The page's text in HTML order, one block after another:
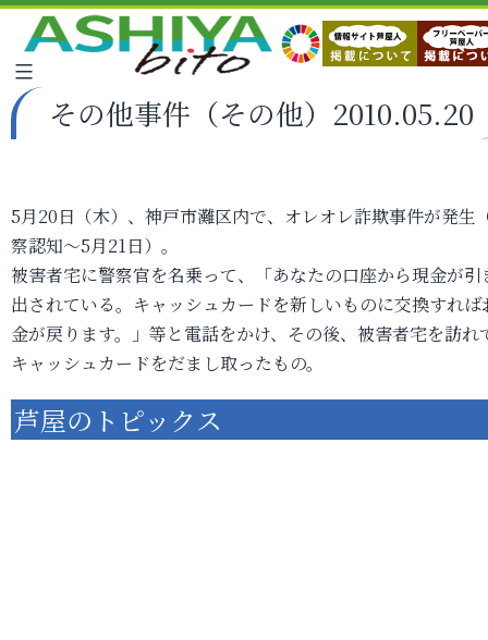
その他事件（その他）2010.05.20
5月20日（木）、神戸市灘区内で、オレオレ詐欺事件が発生
察認知～5月21日）。
被害者宅に警察官を名乗って、「あなたの口座から現金が引
出されている。キャッシュカードを新しいものに交換すれば
金が戻ります。」等と電話をかけ、その後、被害者宅を訪れ
キャッシュカードをだまし取ったもの。
芦屋のトピックス